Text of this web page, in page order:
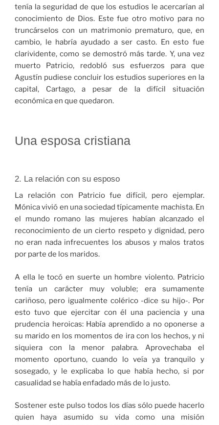
tenía la seguridad de que los estudios le acercarían al
conocimiento de Dios. Este fue otro motivo para no
truncárselos con un matrimonio prematuro, que, en
cambio, le habría ayudado a ser casto. En esto fue
clarividente, como se demostró más tarde. Y, una vez
muerto Patricio, redobló sus esfuerzos para que
Agustín pudiese concluir los estudios superiores en la
capital, Cartago, a pesar de la difícil situación
económica en que quedaron.
Una esposa cristiana
2. La relación con su esposo
La relación con Patricio fue difícil, pero ejemplar.
Mónica vivió en una sociedad típicamente machista. En
el mundo romano las mujeres habían alcanzado el
reconocimiento de un cierto respeto y dignidad, pero
no eran nada infrecuentes los abusos y malos tratos
por parte de los maridos.
A ella le tocó en suerte un hombre violento. Patricio
tenía un carácter muy voluble; era sumamente
cariñoso, pero igualmente colérico -dice su hijo-. Por
esto tuvo que ejercitar con él una paciencia y una
prudencia heroicas: Había aprendido a no oponerse a
su marido en los momentos de ira con los hechos, y ni
siquiera con la menor palabra. Aprovechaba el
momento oportuno, cuando lo veía ya tranquilo y
sosegado, y le explicaba lo que había hecho, si por
casualidad se había enfadado más de lo justo.
Sostener este pulso todos los días sólo puede hacerlo
quien haya asumido su vida como una misión